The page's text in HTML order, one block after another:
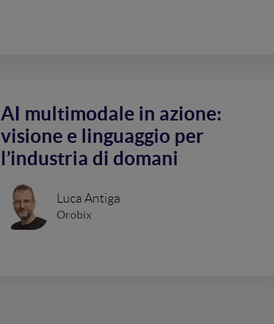
AI multimodale in azione:
visione e linguaggio per
l’industria di domani
Luca Antiga
Orobix